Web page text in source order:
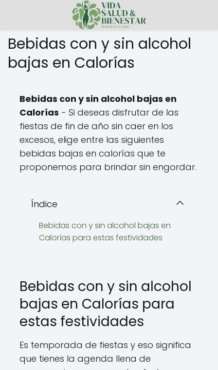
Bebidas con y sin alcohol
bajas en Calorías
Bebidas con y sin alcohol bajas en
Calorías - Si deseas disfrutar de las
fiestas de fin de año sin caer en los
excesos, elige entre las siguientes
bebidas bajas en calorías que te
proponemos para brindar sin engordar.
Índice
Bebidas con y sin alcohol bajas en
Calorías para estas festividades
Bebidas con y sin alcohol
bajas en Calorías para
estas festividades
Es temporada de fiestas y eso significa
que tienes la agenda llena de